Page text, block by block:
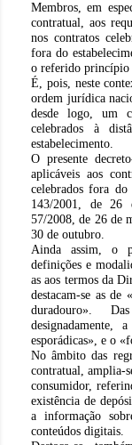
Membros, em
contratual, aos
nos contratos
fora do
o referido princípio
É, pois, neste
ordem jurídica
desde logo, um
celebrados à
estabelecimento.
O presente
aplicáveis aos
celebrados fora do
143/2001, de 26
57/2008, de 26 de
30 de outubro.
Ainda assim, o
definições e
as aos termos da
destacam-se as de
duradouro».
designadamente,
esporádicas», e o
No âmbito das
contratual, amplia-
consumidor,
existência de
a informação
conteúdos digitais.